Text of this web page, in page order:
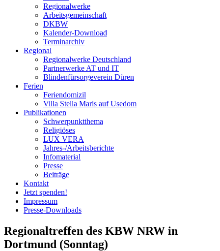
Regionalwerke
Arbeitsgemeinschaft
DKBW
Kalender-Download
Terminarchiv
Regional
Regionalwerke Deutschland
Partnerwerke AT und IT
Blindenfürsorgeverein Düren
Ferien
Feriendomizil
Villa Stella Maris auf Usedom
Publikationen
Schwerpunktthema
Religiöses
LUX VERA
Jahres-/​Arbeitsberichte
Infomaterial
Presse
Beiträge
Kontakt
Jetzt spenden!
Impressum
Presse-Downloads
Regionaltreffen des KBW NRW in
Dortmund (Sonntag)